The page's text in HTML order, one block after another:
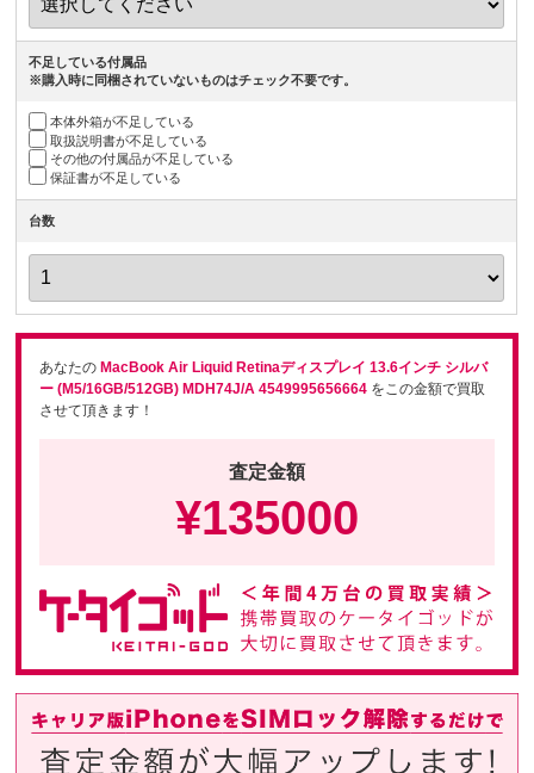
不足している付属品
※購入時に同梱されていないものはチェック不要です。
本体外箱が不足している
取扱説明書が不足している
その他の付属品が不足している
保証書が不足している
台数
あなたの MacBook Air Liquid Retinaディスプレイ 13.6インチ シルバ
ー (M5/16GB/512GB) MDH74J/A 4549995656664 をこの金額で買取
させて頂きます！
査定金額
¥135000